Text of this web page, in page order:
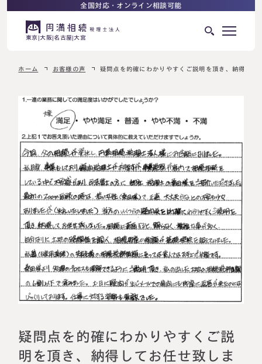
全国対応・オンライン相談可能
東京 大阪 名古屋 大宮
相続ロードマップ
はじめての方へ
ご相談の流れ
選ばれる理由
よくある質問
相続を学ぶ
相続が発生した方へ
相続税申告について
ご相談の流れ
料金表
相続に備えたい方へ
生前対策相談について
料金表
ホーム お客様の声 疑問点を的確にわかりやすくご説明を頂き、納得して
疑問点を的確にわかりやすくご説
明を頂き、納得してお任せ致しま